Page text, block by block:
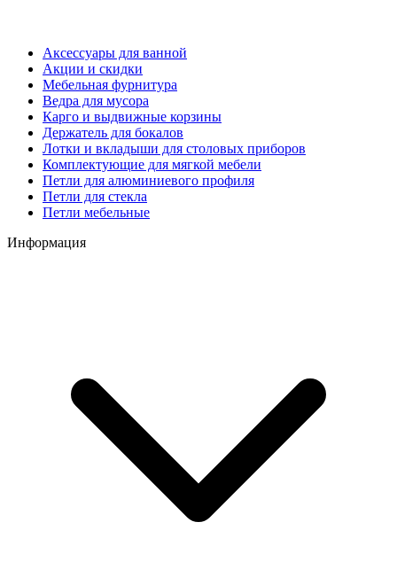
Аксессуары для ванной
Акции и скидки
Мебельная фурнитура
Ведра для мусора
Карго и выдвижные корзины
Держатель для бокалов
Лотки и вкладыши для столовых приборов
Комплектующие для мягкой мебели
Петли для алюминиевого профиля
Петли для стекла
Петли мебельные
Информация